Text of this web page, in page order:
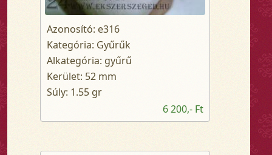
Azonosító: e316
Kategória: Gyűrűk
Alkategória: gyűrű
Kerület: 52 mm
Súly: 1.55 gr
6 200,- Ft